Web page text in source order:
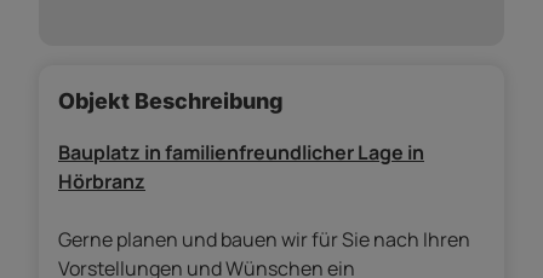
Objekt Beschreibung
Bauplatz in familienfreundlicher Lage in
Hörbranz
Gerne planen und bauen wir für Sie nach Ihren
Vorstellungen und Wünschen ein